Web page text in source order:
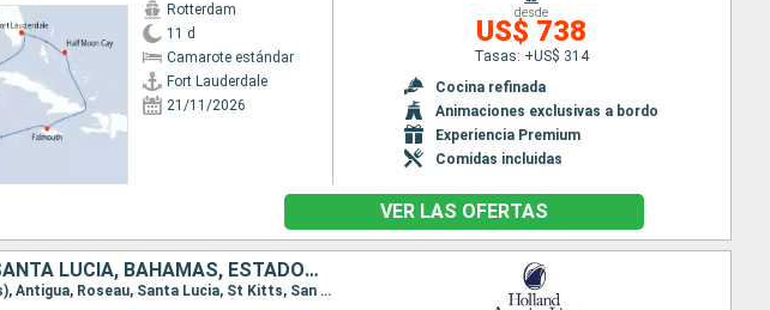
Rotterdam
11 d
Camarote estándar
Fort Lauderdale
21/11/2026
desde
US$ 738
Tasas: +US$ 314
Cocina refinada
Animaciones exclusivas a bordo
Experiencia Premium
Comidas incluidas
VER LAS OFERTAS
SAN MARTÍN, ANTIGUA Y BARBUDA, DOMINICA, SANTA LUCIA, BAHAMAS, ESTADOS UNIDOS
Itinerario : Fort Lauderdale, Saint Martin (Antilles Néerlandaises), Antigua, Roseau, Santa Lucia, St Kitts, San Thomas, Half Moon Cay, Fort Lauderdale